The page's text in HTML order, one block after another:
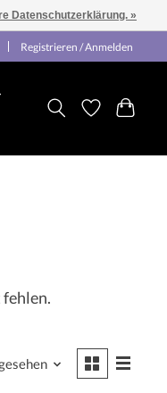
Registrieren / Anmelden
fehlen.
Datenschutzerklärung. »